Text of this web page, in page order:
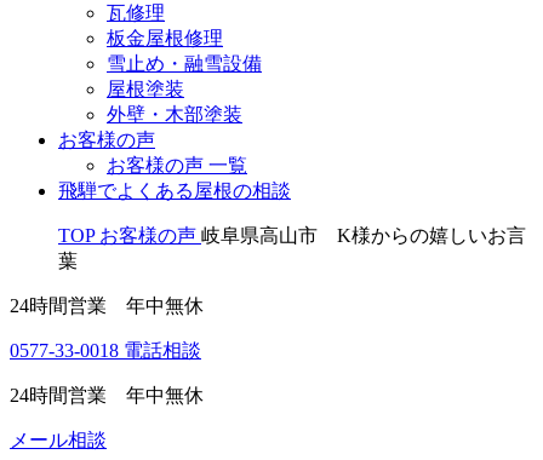
瓦修理
板金屋根修理
雪止め・融雪設備
屋根塗装
外壁・木部塗装
お客様の声
お客様の声 一覧
飛騨でよくある屋根の相談
TOP お客様の声 岐阜県高山市 K様からの嬉しいお言
葉
24時間営業 年中無休
0577-33-0018 電話相談
24時間営業 年中無休
メール相談